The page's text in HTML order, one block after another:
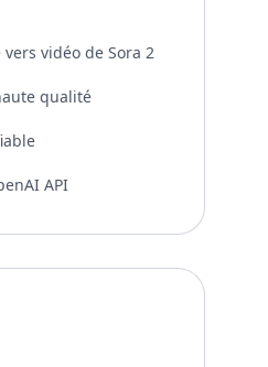
vidéo de Sora 2
qualité
API